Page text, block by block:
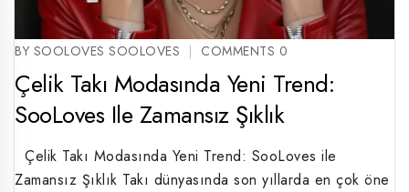
BY SOOLOVES SOOLOVES COMMENTS 0
Çelik Takı Modasında Yeni Trend:
SooLoves Ile Zamansız Şıklık
Çelik Takı Modasında Yeni Trend: SooLoves ile
Zamansız Şıklık Takı dünyasında son yıllarda en çok öne